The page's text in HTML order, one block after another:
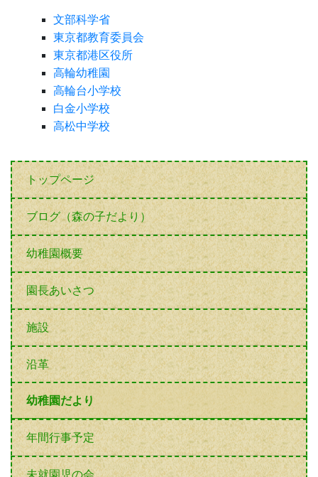
文部科学省
東京都教育委員会
東京都港区役所
高輪幼稚園
高輪台小学校
白金小学校
高松中学校
トップページ
ブログ（森の子だより）
幼稚園概要
園長あいさつ
施設
沿革
幼稚園だより
年間行事予定